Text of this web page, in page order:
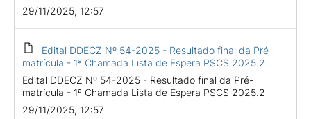
29/11/2025, 12:57
Edital DDECZ Nº 54-2025 - Resultado final da Pré-
matrícula - 1ª Chamada Lista de Espera PSCS 2025.2
Edital DDECZ Nº 54-2025 - Resultado final da Pré-
matrícula - 1ª Chamada Lista de Espera PSCS 2025.2
29/11/2025, 12:57